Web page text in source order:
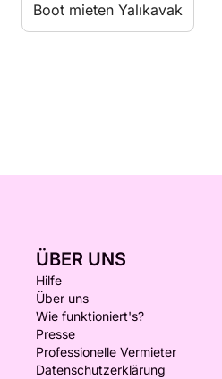
Boot mieten Yalıkavak
ÜBER UNS
Hilfe
Über uns
Wie funktioniert's?
Presse
Professionelle Vermieter
Datenschutzerklärung